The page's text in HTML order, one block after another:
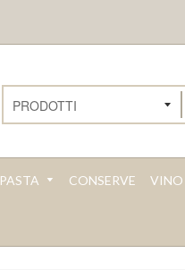
PASTA CONSERVE VINO